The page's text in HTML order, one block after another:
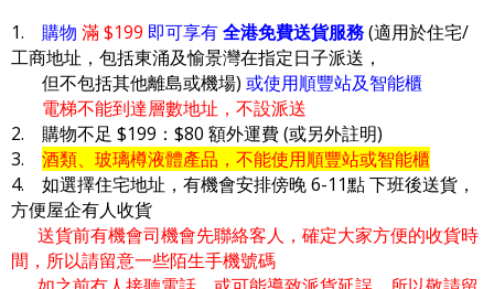
1. 購物 滿 $199 即可享有全港免費送貨服務(適用於住宅/
工商地址，包括東涌及愉景灣在指定日子派送，
但不包括其他離島或機場) 或使用順豐站及智能櫃
電梯不能到達層數地址，不設派送
2. 購物不足 $199：$80 額外運費 (或另外註明)
3. 酒類、玻璃樽液體產品，不能使用順豐站或智能櫃
4. 如選擇住宅地址，有機會安排傍晚 6-11點 下班後送貨，
方便屋企有人收貨
送貨前有機會司機會先聯絡客人，確定大家方便的收貨時
間，所以請留意一些陌生手機號碼